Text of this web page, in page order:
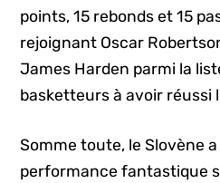
points, 15 rebonds et 15
rejoignant Oscar
James Harden parmi la
basketteurs à avoir réussi
Somme toute, le Slovène
performance fantastique